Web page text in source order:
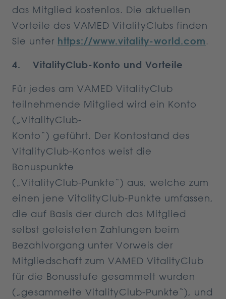
das Mitglied kostenlos. Die aktuellen
Vorteile des VAMED VitalityClubs finden
Sie unter https://www.vitality-world.com.
4. VitalityClub-Konto und Vorteile
Für jedes am VAMED VitalityClub
teilnehmende Mitglied wird ein Konto
(„VitalityClub-
Konto“) geführt. Der Kontostand des
VitalityClub-Kontos weist die
Bonuspunkte
(„VitalityClub-Punkte“) aus, welche zum
einen jene VitalityClub-Punkte umfassen,
die auf Basis der durch das Mitglied
selbst geleisteten Zahlungen beim
Bezahlvorgang unter Vorweis der
Mitgliedschaft zum VAMED VitalityClub
für die Bonusstufe gesammelt wurden
(„gesammelte VitalityClub-Punkte“), und